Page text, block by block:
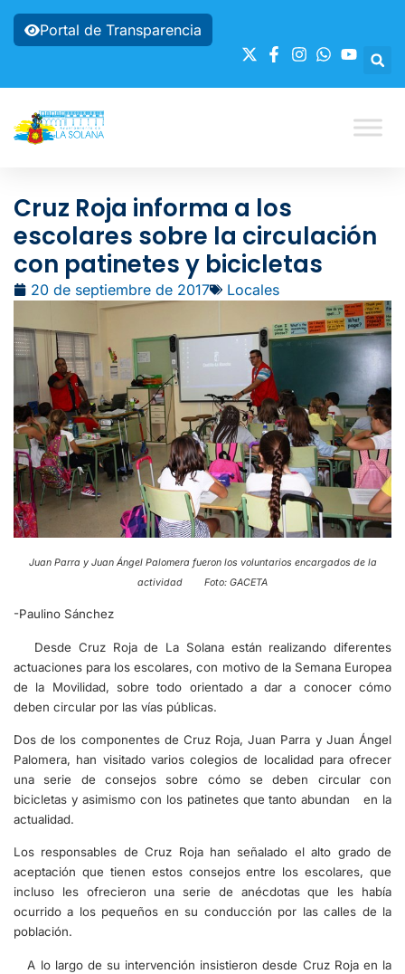
Portal de Transparencia
Cruz Roja informa a los
escolares sobre la circulación
con patinetes y bicicletas
20 de septiembre de 2017 Locales
Juan Parra y Juan Ángel Palomera fueron los voluntarios encargados de la
actividad Foto: GACETA
-Paulino Sánchez
Desde Cruz Roja de La Solana están realizando diferentes
actuaciones para los escolares, con motivo de la Semana Europea
de la Movilidad, sobre todo orientado a dar a conocer cómo
deben circular por las vías públicas.
Dos de los componentes de Cruz Roja, Juan Parra y Juan Ángel
Palomera, han visitado varios colegios de localidad para ofrecer
una serie de consejos sobre cómo se deben circular con
bicicletas y asimismo con los patinetes que tanto abundan en la
actualidad.
Los responsables de Cruz Roja han señalado el alto grado de
aceptación que tienen estos consejos entre los escolares, que
incluso les ofrecieron una serie de anécdotas que les había
ocurrido a los pequeños en su conducción por las calles de la
población.
A lo largo de su intervención insistieron desde Cruz Roja en la